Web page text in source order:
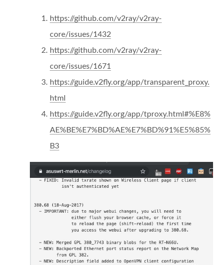
https://github.com/v2ray/v2ray-
core/issues/1432
https://github.com/v2ray/v2ray-
core/issues/1671
https://guide.v2fly.org/app/transparent_proxy.
html
https://guide.v2fly.org/app/tproxy.html#%E8%
AE%BE%E7%BD%AE%E7%BD%91%E5%85%
B3